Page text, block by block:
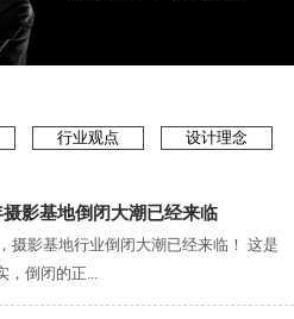
行业观点 设计理念
摄影基地倒闭大潮已经来临
摄影基地行业倒闭大潮已经来临！ 这是
，倒闭的正...